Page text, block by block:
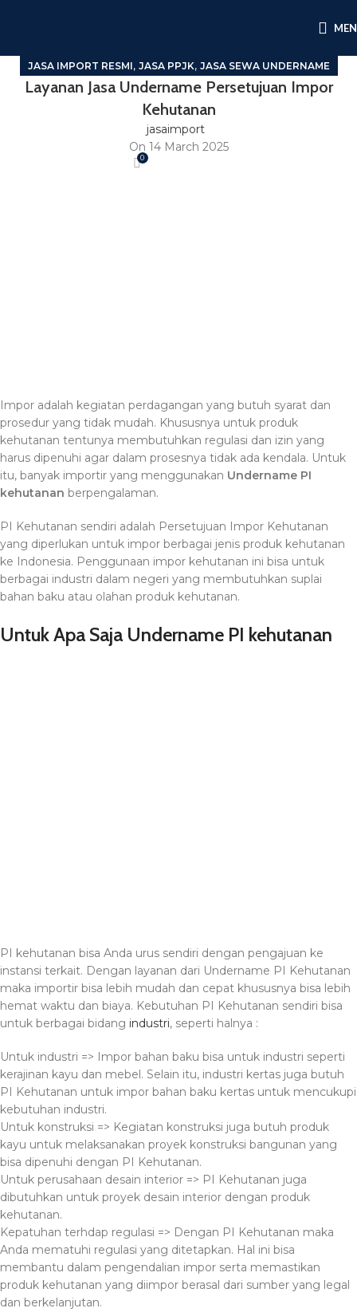
JASA IMPORT RESMI, JASA PPJK, JASA SEWA UNDERNAME
Layanan Jasa Undername Persetujuan Impor
Kehutanan
jasaimport
On 14 March 2025
0
Impor adalah kegiatan perdagangan yang butuh syarat dan
prosedur yang tidak mudah. Khususnya untuk produk
kehutanan tentunya membutuhkan regulasi dan izin yang
harus dipenuhi agar dalam prosesnya tidak ada kendala. Untuk
itu, banyak importir yang menggunakan Undername PI
kehutanan berpengalaman.
PI Kehutanan sendiri adalah Persetujuan Impor Kehutanan
yang diperlukan untuk impor berbagai jenis produk kehutanan
ke Indonesia. Penggunaan impor kehutanan ini bisa untuk
berbagai industri dalam negeri yang membutuhkan suplai
bahan baku atau olahan produk kehutanan.
Untuk Apa Saja Undername PI kehutanan
PI kehutanan bisa Anda urus sendiri dengan pengajuan ke
instansi terkait. Dengan layanan dari Undername PI Kehutanan
maka importir bisa lebih mudah dan cepat khususnya bisa lebih
hemat waktu dan biaya. Kebutuhan PI Kehutanan sendiri bisa
untuk berbagai bidang industri, seperti halnya :
Untuk industri => Impor bahan baku bisa untuk industri seperti
kerajinan kayu dan mebel. Selain itu, industri kertas juga butuh
PI Kehutanan untuk impor bahan baku kertas untuk mencukupi
kebutuhan industri.
Untuk konstruksi => Kegiatan konstruksi juga butuh produk
kayu untuk melaksanakan proyek konstruksi bangunan yang
bisa dipenuhi dengan PI Kehutanan.
Untuk perusahaan desain interior => PI Kehutanan juga
dibutuhkan untuk proyek desain interior dengan produk
kehutanan.
Kepatuhan terhdap regulasi => Dengan PI Kehutanan maka
Anda mematuhi regulasi yang ditetapkan. Hal ini bisa
membantu dalam pengendalian impor serta memastikan
produk kehutanan yang diimpor berasal dari sumber yang legal
dan berkelanjutan.